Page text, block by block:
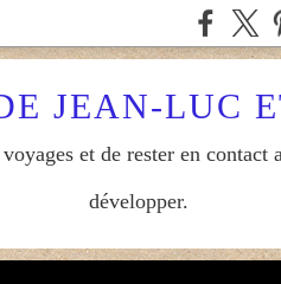
JEAN-LUC
et de rester en
développer.